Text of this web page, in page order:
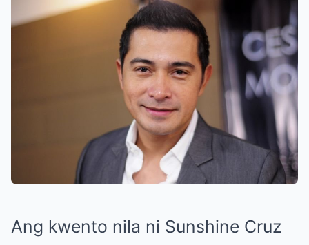
Ang kwento nila ni Sunshine Cruz